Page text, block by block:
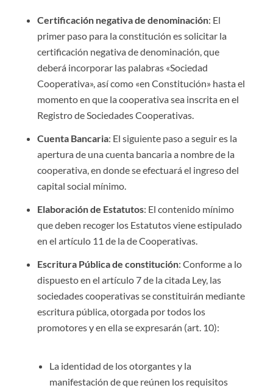
Certificación negativa de denominación: El
primer paso para la constitución es solicitar la
certificación negativa de denominación, que
deberá incorporar las palabras «Sociedad
Cooperativa», así como «en Constitución» hasta el
momento en que la cooperativa sea inscrita en el
Registro de Sociedades Cooperativas.
Cuenta Bancaria: El siguiente paso a seguir es la
apertura de una cuenta bancaria a nombre de la
cooperativa, en donde se efectuará el ingreso del
capital social mínimo.
Elaboración de Estatutos: El contenido mínimo
que deben recoger los Estatutos viene estipulado
en el artículo 11 de la de Cooperativas.
Escritura Pública de constitución: Conforme a lo
dispuesto en el artículo 7 de la citada Ley, las
sociedades cooperativas se constituirán mediante
escritura pública, otorgada por todos los
promotores y en ella se expresarán (art. 10):
La identidad de los otorgantes y la
manifestación de que reúnen los requisitos